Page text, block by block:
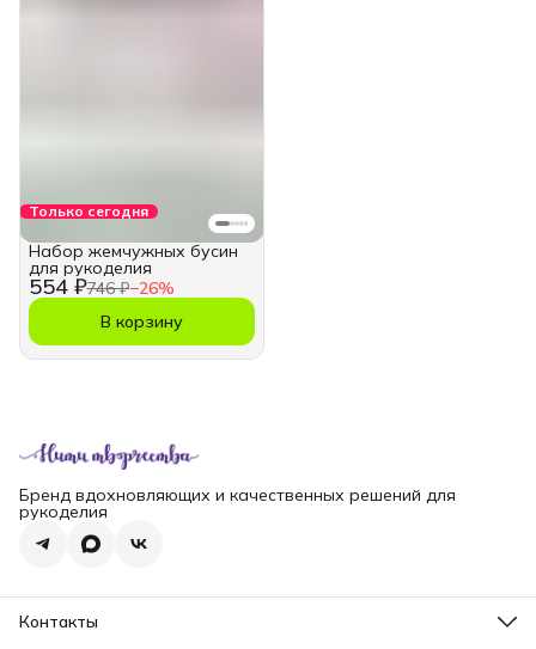
Только сегодня
554 ₽746 ₽−26%
Набор жемчужных бусин
для рукоделия
В корзину
Бренд вдохновляющих и качественных решений для
рукоделия
Контакты